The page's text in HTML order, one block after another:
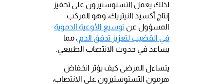
لذلك يعمل التستوستيرون على تحفيز
إنتاج أكسيد النيتريك، وهو المركب
المسؤول عن توسيع الأوعية الدموية
في القضيب لتعزيز تدفق الدم ، مما
يساعد في حدوث الانتصاب الطبيعي.
يتساءل المرضى كيف يؤثر انخفاض
هرمون التستوستيرون على الانتصاب،